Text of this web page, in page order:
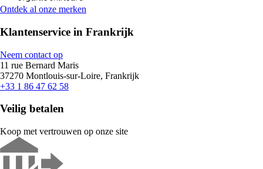
Ontdek al onze merken
Klantenservice in Frankrijk
Neem contact op
11 rue Bernard Maris
37270 Montlouis-sur-Loire, Frankrijk
+33 1 86 47 62 58
Veilig betalen
Koop met vertrouwen op onze site